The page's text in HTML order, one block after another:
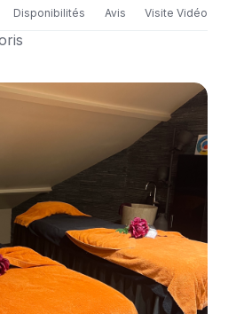
Disponibilités Avis Visite Vidéo